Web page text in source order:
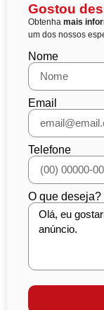
Gostou
Obtenha mais
um dos nossos
Nome
Email
Telefone
O que deseja?